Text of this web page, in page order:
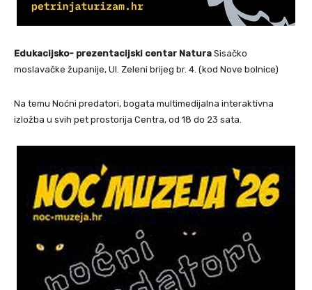
Edukacijsko- prezentacijski centar Natura Sisačko
moslavačke županije, Ul. Zeleni brijeg br. 4. (kod Nove bolnice)
Na temu Noćni predatori, bogata multimedijalna interaktivna
izložba u svih pet prostorija Centra, od 18 do 23 sata.